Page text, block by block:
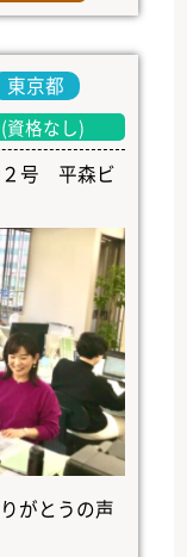
東京都
資格なし)
２号 平森ビ
がとうの声